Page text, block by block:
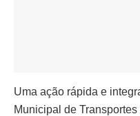
Uma ação rápida e
Municipal de